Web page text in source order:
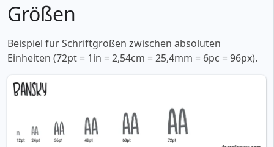
Größen
Beispiel für Schriftgrößen zwischen absoluten
Einheiten (72pt = 1in = 2,54cm = 25,4mm = 6pc = 96px).